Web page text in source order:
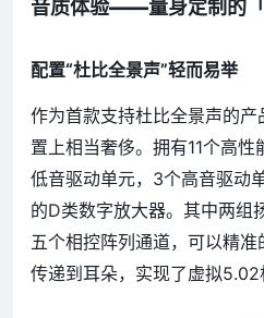
音质体验——量身定制的
配置“杜比全景声”轻而易举
作为首款支持杜比全景声的
置上相当奢侈。拥有11个高
低音驱动单元，3个高音驱动
的D类数字放大器。其中两组
五个相控阵列通道，可以精
传递到耳朵，实现了虚拟5.02